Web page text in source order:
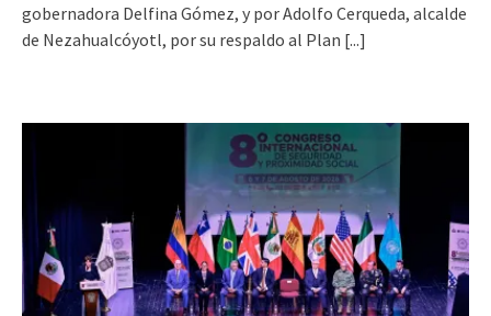
gobernadora Delfina Gómez, y por Adolfo Cerqueda, alcalde
de Nezahualcóyotl, por su respaldo al Plan [...]